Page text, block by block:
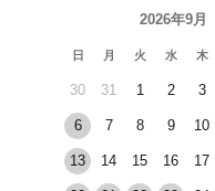
2026年9月
日 月 火 水 木
30 31 1 2 3
6 7 8 9 10
13 14 15 16 17